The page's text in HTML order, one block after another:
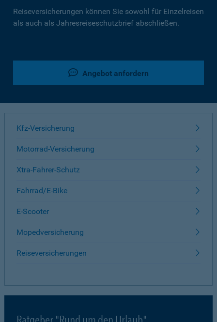
Reiseversicherungen können Sie sowohl für Einzelreisen
als auch als Jahresreiseschutzbrief abschließen.
Angebot anfordern
Kfz-Versicherung
Motorrad-Versicherung
Xtra-Fahrer-Schutz
Fahrrad/E-Bike
E-Scooter
Mopedversicherung
Reiseversicherungen